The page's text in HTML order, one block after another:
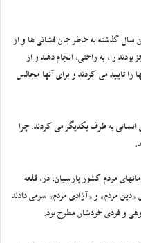
سال گذشته به خاطر جان فشانی ها و از
را، به راحتی، انجام دهند و از
تایید می کردند و برای آنها مجالس
انسانی به طرف یکدیگر می کردند. چرا
مردم کشور پارسیان، در، قلعه
«دین مردم» و «آزادی مردم» سرمی دادند
و فردی خودشان مطرح بود.